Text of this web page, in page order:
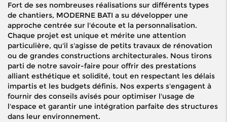
Fort de ses nombreuses réalisations sur différents types
de chantiers, MODERNE BATI a su développer une
approche centrée sur l'écoute et la personnalisation.
Chaque projet est unique et mérite une attention
particulière, qu'il s'agisse de petits travaux de rénovation
ou de grandes constructions architecturales. Nous tirons
parti de notre savoir-faire pour offrir des prestations
alliant esthétique et solidité, tout en respectant les délais
impartis et les budgets définis. Nos experts s'engagent à
fournir des conseils avisés pour optimiser l'usage de
l'espace et garantir une intégration parfaite des structures
dans leur environnement.